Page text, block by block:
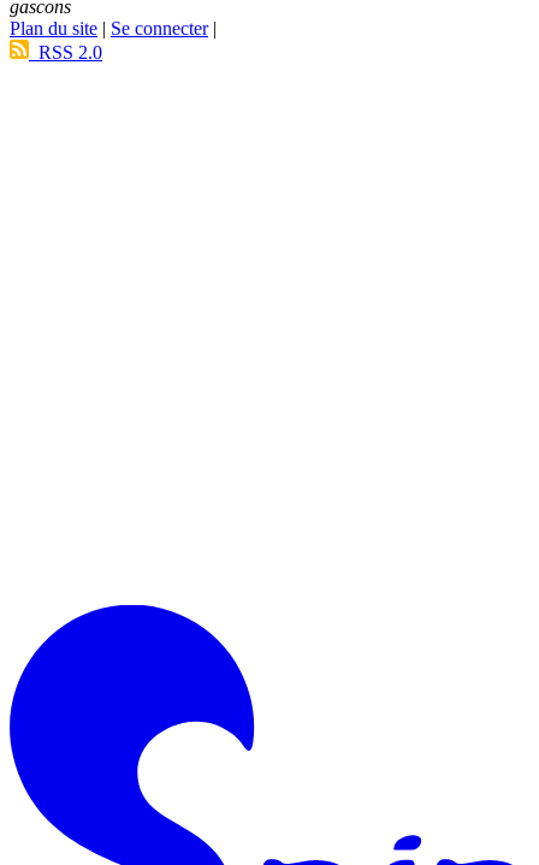
gascons
Plan du site | Se connecter|
RSS 2.0